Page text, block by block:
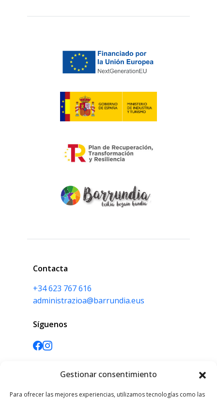
Gestionar consentimiento
Para ofrecer las mejores experiencias, utilizamos tecnologías como las
Contacta
+34 623 767 616
administrazioa@barrundia.eus
Síguenos
Información
Mapa web